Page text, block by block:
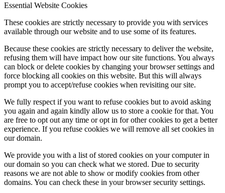
Essential Website Cookies
These cookies are strictly necessary to provide you with services
available through our website and to use some of its features.
Because these cookies are strictly necessary to deliver the website,
refusing them will have impact how our site functions. You always
can block or delete cookies by changing your browser settings and
force blocking all cookies on this website. But this will always
prompt you to accept/refuse cookies when revisiting our site.
We fully respect if you want to refuse cookies but to avoid asking
you again and again kindly allow us to store a cookie for that. You
are free to opt out any time or opt in for other cookies to get a better
experience. If you refuse cookies we will remove all set cookies in
our domain.
We provide you with a list of stored cookies on your computer in
our domain so you can check what we stored. Due to security
reasons we are not able to show or modify cookies from other
domains. You can check these in your browser security settings.